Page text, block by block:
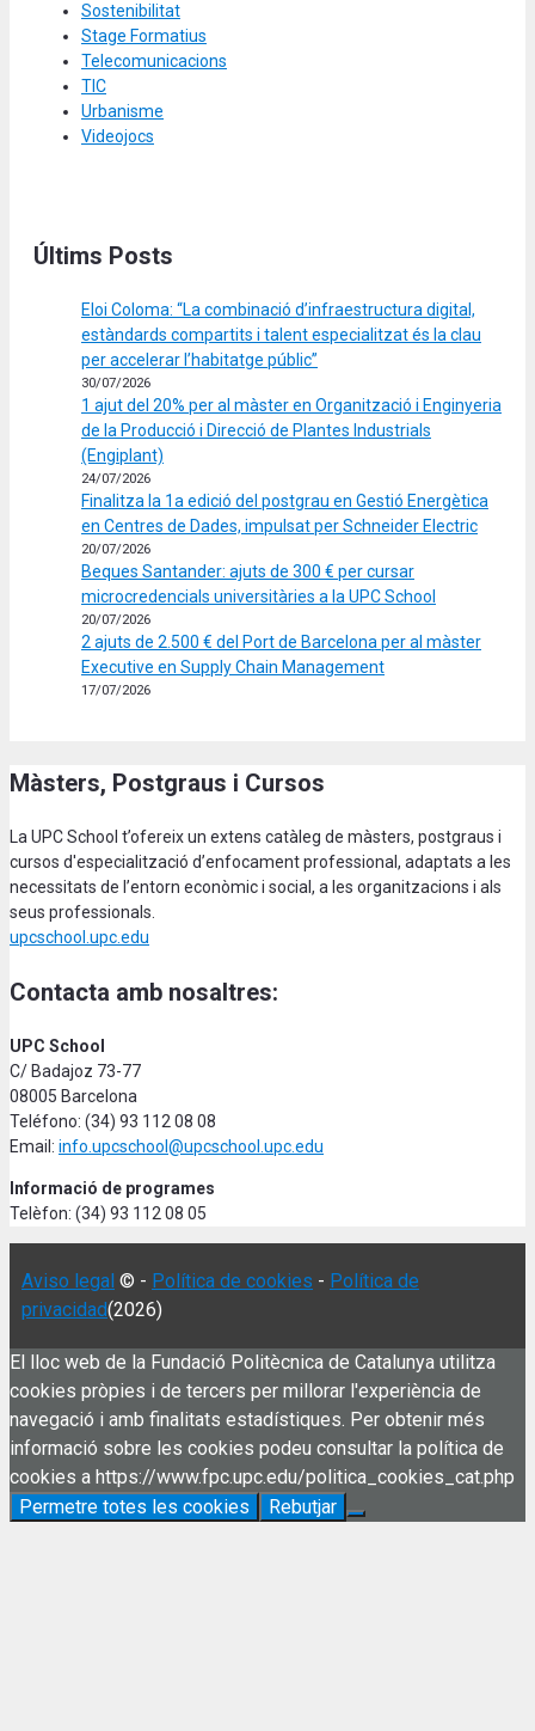
Sostenibilitat
Stage Formatius
Telecomunicacions
TIC
Urbanisme
Videojocs
Últims Posts
Eloi Coloma: “La combinació d’infraestructura digital,
estàndards compartits i talent especialitzat és la clau
per accelerar l’habitatge públic”
30/07/2026
1 ajut del 20% per al màster en Organització i Enginyeria
de la Producció i Direcció de Plantes Industrials
(Engiplant)
24/07/2026
Finalitza la 1a edició del postgrau en Gestió Energètica
en Centres de Dades, impulsat per Schneider Electric
20/07/2026
Beques Santander: ajuts de 300 € per cursar
microcredencials universitàries a la UPC School
20/07/2026
2 ajuts de 2.500 € del Port de Barcelona per al màster
Executive en Supply Chain Management
17/07/2026
Màsters, Postgraus i Cursos
La UPC School t’ofereix un extens catàleg de màsters, postgraus i
cursos d'especialització d’enfocament professional, adaptats a les
necessitats de l’entorn econòmic i social, a les organitzacions i als
seus professionals.
upcschool.upc.edu
Contacta amb nosaltres:
UPC School
C/ Badajoz 73-77
08005 Barcelona
Teléfono: (34) 93 112 08 08
Email: info.upcschool@upcschool.upc.edu
Informació de programes
Telèfon: (34) 93 112 08 05
Aviso legal © - Política de cookies - Política de
privacidad(2026)
El lloc web de la Fundació Politècnica de Catalunya utilitza
cookies pròpies i de tercers per millorar l'experiència de
navegació i amb finalitats estadístiques. Per obtenir més
informació sobre les cookies podeu consultar la política de
cookies a https://www.fpc.upc.edu/politica_cookies_cat.php
Permetre totes les cookies
Rebutjar